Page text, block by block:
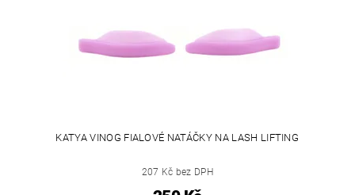
KATYA VINOG FIALOVÉ NATÁČKY NA LASH LIFTING
207 Kč bez DPH